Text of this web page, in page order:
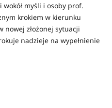
myśli i osoby prof.
krokiem w kierunku
nowej złożonej sytuacji
nadzieje na wypełnienie